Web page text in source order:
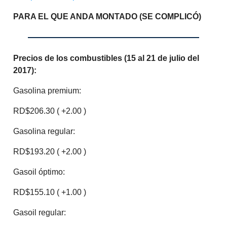
PARA EL QUE ANDA MONTADO (SE COMPLICÓ)
Precios de los combustibles (15 al 21 de julio del
2017):
Gasolina premium:
RD$206.30 ( +2.00 )
Gasolina regular:
RD$193.20 ( +2.00 )
Gasoil óptimo:
RD$155.10 ( +1.00 )
Gasoil regular: